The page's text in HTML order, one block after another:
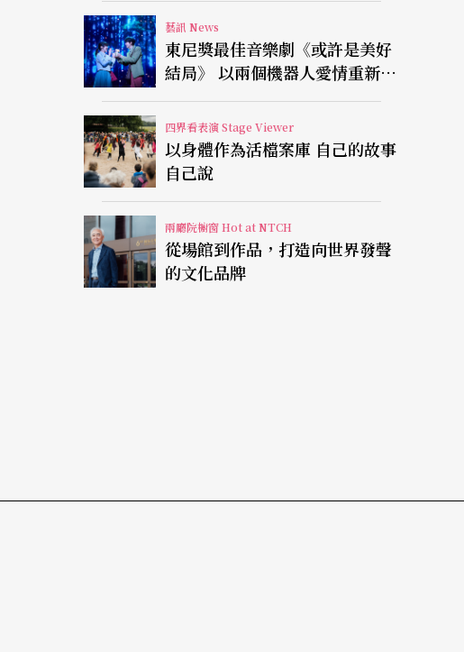
藝訊 News
東尼獎最佳音樂劇《或許是美好
結局》 以兩個機器人愛情重新凝
視有限人生
四界看表演 Stage Viewer
以身體作為活檔案庫 自己的故事
自己說
兩廳院櫥窗 Hot at NTCH
從場館到作品，打造向世界發聲
的文化品牌